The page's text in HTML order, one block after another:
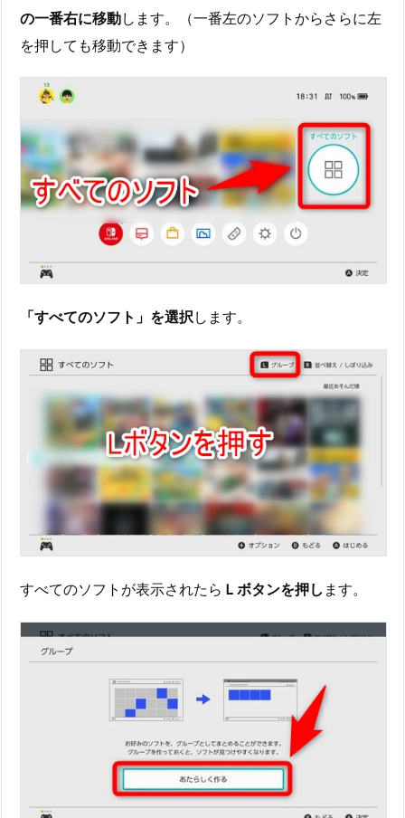
の一番右に移動します。（一番左のソフトからさらに左
を押しても移動できます）
「すべてのソフト」を選択します。
すべてのソフトが表示されたら Ｌボタンを押し ます。